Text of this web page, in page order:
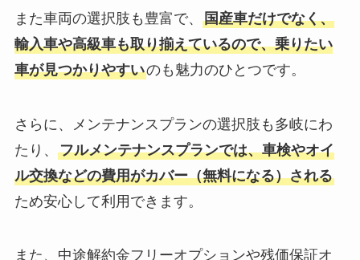
して
期待していたほど多
くないので
好みのものを確実に
あることです。
走行距離制限があ
る。
いけないという規約
また車両の選択肢も豊富で、 国産車だけでなく、
輸入車や高級車も取り揃えているので、乗りたい
車が見つかりやすいのも魅力のひとつです。
さらに、メンテナンスプランの選択肢も多岐にわ
たり、 フルメンテナンスプランでは、車検やオイ
ル交換などの費用がカバー（無料になる）される
ため安心して利用できます。
また、中途解約金フリーオプションや残価保証オ